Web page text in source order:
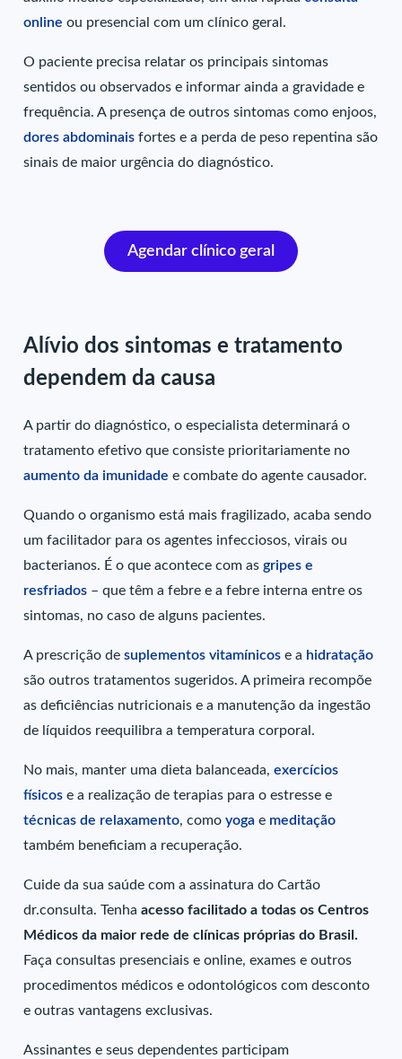
online ou presencial com um clínico geral.
O paciente precisa relatar os principais sintomas
sentidos ou observados e informar ainda a gravidade e
frequência. A presença de outros sintomas como enjoos,
dores abdominais fortes e a perda de peso repentina são
sinais de maior urgência do diagnóstico.
Agendar clínico geral
Alívio dos sintomas e tratamento
dependem da causa
A partir do diagnóstico, o especialista determinará o
tratamento efetivo que consiste prioritariamente no
aumento da imunidade e combate do agente causador.
Quando o organismo está mais fragilizado, acaba sendo
um facilitador para os agentes infecciosos, virais ou
bacterianos. É o que acontece com asgripes e
resfriados – que têm a febre e a febre interna entre os
sintomas, no caso de alguns pacientes.
A prescrição desuplementos vitamínicos e a hidratação
são outros tratamentos sugeridos. A primeira recompõe
as deficiências nutricionais e a manutenção da ingestão
de líquidos reequilibra a temperatura corporal.
No mais, manter uma dieta balanceada,exercícios
físicos e a realização de terapias para o estresse e
técnicas de relaxamento, comoyoga e meditação
também beneficiam a recuperação.
Cuide da sua saúde com a assinatura do Cartão
dr.consulta. Tenhaacesso facilitado a todas os Centros
Médicos da maior rede de clínicas próprias do Brasil.
Faça consultas presenciais e online, exames e outros
procedimentos médicos e odontológicos com desconto
e outras vantagens exclusivas.
Assinantes e seus dependentes participam